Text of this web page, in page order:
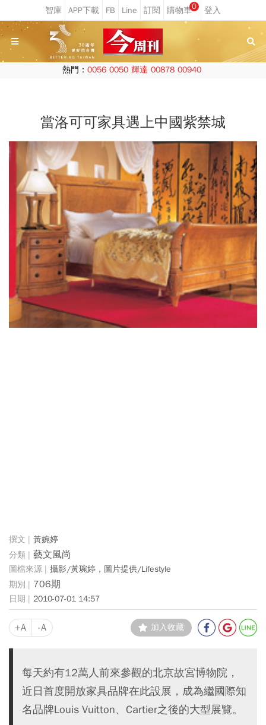
0
熱門： 0056 0050 輝達 00878 00940
當洛可可家具遇上中國紫禁城
黃婉婷
藝文風尚
攝影/黃琬婷，圖片提供/Lifestyle
706期
2010-07-01 14:57
+A -A 加入收藏
每天約有12萬人前來參觀的北京故宮博物院，
近日首度開放家具品牌在此設展，成為繼國際知
名品牌Louis Vuitton、Cartier之後的大型展覽。